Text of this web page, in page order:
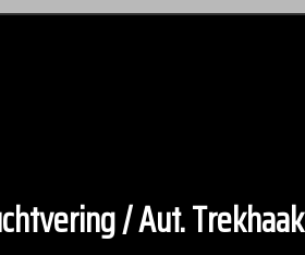
/ Aut. Trekhaak